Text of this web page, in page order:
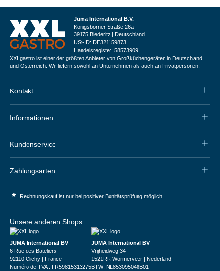
Juma International B.V.
Königsborner Straße 26a
39175 Biederitz | Deutschland
USt-ID: DE321159873
Handelsregister: 58573909
XXLgastro ist einer der größten Anbieter von Großküchengeräten in Deutschland
und Österreich. Wir liefern sowohl an Unternehmen als auch an Privatpersonen.
Kontakt
Informationen
Kundenservice
Zahlungsarten
* Rechnungskauf ist nur bei positiver Bonitätsprüfung möglich.
Unsere anderen Shops
JUMA International BV
6 Rue des Bateliers
92110 Clichy | France
Numéro de TVA : FR59815313275
JUMA International BV
Vrijheidweg 34
1521RR Wormerveer | Nederland
BTW: NL853095048B01